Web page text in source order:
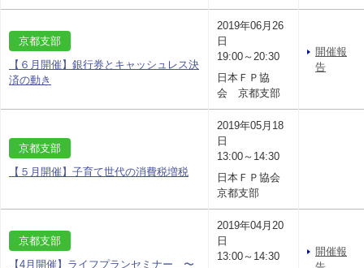
京都支部
【６月開催】銀行券とキャッシュレス決
済の動き
2019年06月26
日
19:00～20:30
日本ＦＰ協
会 京都支部
開催報
告
京都支部
【５月開催】子育て世代の消費税増税
2019年05月18
日
13:00～14:30
日本ＦＰ協会
京都支部
京都支部
【4月開催】ライフプランセミナー 〜
2019年04月20
日
13:00～14:30
開催報